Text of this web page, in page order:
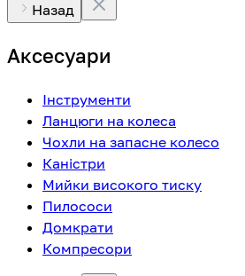
Назад
Аксесуари
Інструменти
Ланцюги на колеса
Чохли на запасне колесо
Каністри
Мийки високого тиску
Пилососи
Домкрати
Компресори